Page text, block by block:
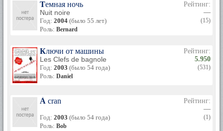
Темная ночь
Nuit noire
Год: 2004 (было 55 лет)
Роль: Bernard
Рейтинг:
—
(15)
Ключи от машины
Les Clefs de bagnole
Год: 2003 (было 54 года)
Роль: Daniel
Рейтинг:
5.950
(531)
À cran
Год: 2003 (было 54 года)
Роль: Bob
Рейтинг:
—
(1)